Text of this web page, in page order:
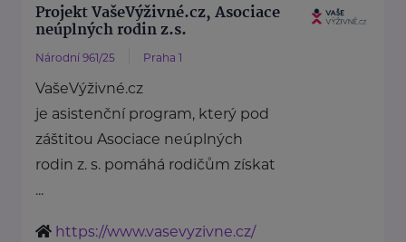
Projekt VašeVýživné.cz, Asociace
neúplných rodin z.s.
Národní 961/25 Praha 1
VašeVýživné.cz
je asistenční program, který pod
záštitou Asociace neúplných
rodin z. s. pomáhá rodičům získat
...
https://www.vasevyzivne.cz/